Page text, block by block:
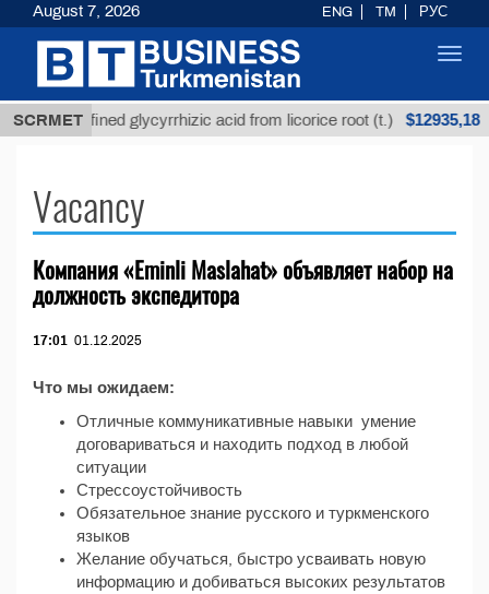
SCRMETUnrefined glycyrrhizic acid from licorice root (t.) $12935,18
Vacancy
Компания «Eminli Maslahat» объявляет набор на
должность экспедитора
17:01 01.12.2025
Что мы ожидаем:
Отличные коммуникативные навыки умение
договариваться и находить подход в любой
ситуации
Стрессоустойчивость
Обязательное знание русского и туркменского
языков
Желание обучаться, быстро усваивать новую
информацию и добиваться высоких результатов
August 7, 2026 ENG TM РУС